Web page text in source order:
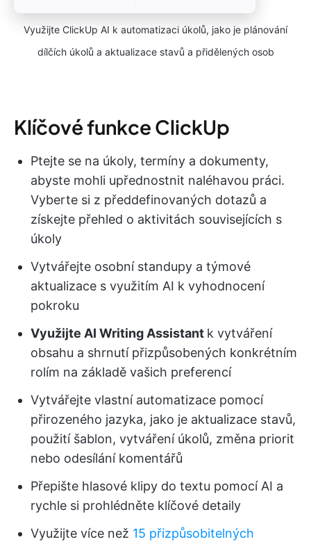
Využijte ClickUp AI k automatizaci úkolů, jako je plánování
dílčích úkolů a aktualizace stavů a přidělených osob
Klíčové funkce ClickUp
Ptejte se na úkoly, termíny a dokumenty,
abyste mohli upřednostnit naléhavou práci.
Vyberte si z předdefinovaných dotazů a
získejte přehled o aktivitách souvisejících s
úkoly
Vytvářejte osobní standupy a týmové
aktualizace s využitím AI k vyhodnocení
pokroku
Využijte AI Writing Assistant k vytváření
obsahu a shrnutí přizpůsobených konkrétním
rolím na základě vašich preferencí
Vytvářejte vlastní automatizace pomocí
přirozeného jazyka, jako je aktualizace stavů,
použití šablon, vytváření úkolů, změna priorit
nebo odesílání komentářů
Přepište hlasové klipy do textu pomocí AI a
rychle si prohlédněte klíčové detaily
Využijte více než 15 přizpůsobitelných